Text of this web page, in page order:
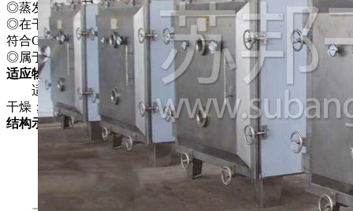
◎蒸发器热损失少。
◎在干燥前可进行消毒处理，干燥过程中无任何不纯物污入，
符合GMP要求。
◎属于静态式真空干燥器．故干燥物料的形体不会损坏。
适应物料
适用于在高温下易分解，聚合和变质的热敏性物料的低温
干燥；被广泛地采用在制药、化工、食品、电子等行业。
结构示意图